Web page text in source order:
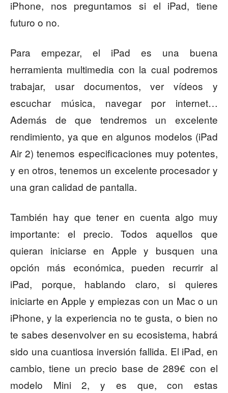
iPhone, nos preguntamos si el iPad, tiene
futuro o no.
Para empezar, el iPad es una buena
herramienta multimedia con la cual podremos
trabajar, usar documentos, ver vídeos y
escuchar música, navegar por internet…
Además de que tendremos un excelente
rendimiento, ya que en algunos modelos (iPad
Air 2) tenemos especificaciones muy potentes,
y en otros, tenemos un excelente procesador y
una gran calidad de pantalla.
También hay que tener en cuenta algo muy
importante: el precio. Todos aquellos que
quieran iniciarse en Apple y busquen una
opción más económica, pueden recurrir al
iPad, porque, hablando claro, si quieres
iniciarte en Apple y empiezas con un Mac o un
iPhone, y la experiencia no te gusta, o bien no
te sabes desenvolver en su ecosistema, habrá
sido una cuantiosa inversión fallida. El iPad, en
cambio, tiene un precio base de 289€ con el
modelo Mini 2, y es que, con estas